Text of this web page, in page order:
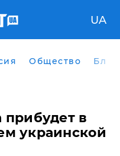
UA
Общество
прибудет в
украинской